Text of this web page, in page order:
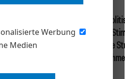
Werbung
Medien
wirtschaftliche Lage und die
hinweg spürbar die
zu. Das zeigt eine aktuelle Deloitte
Vernetzung innerhalb der